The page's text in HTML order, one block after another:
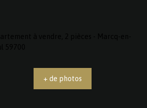
+ de photos